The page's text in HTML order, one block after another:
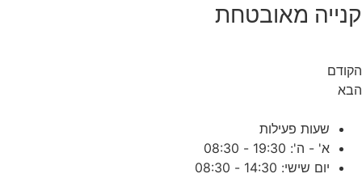
מאובטחת
שעות פעילות
א' - ה': 19:30 - 08:30
יום שישי: 14:30 - 08:30